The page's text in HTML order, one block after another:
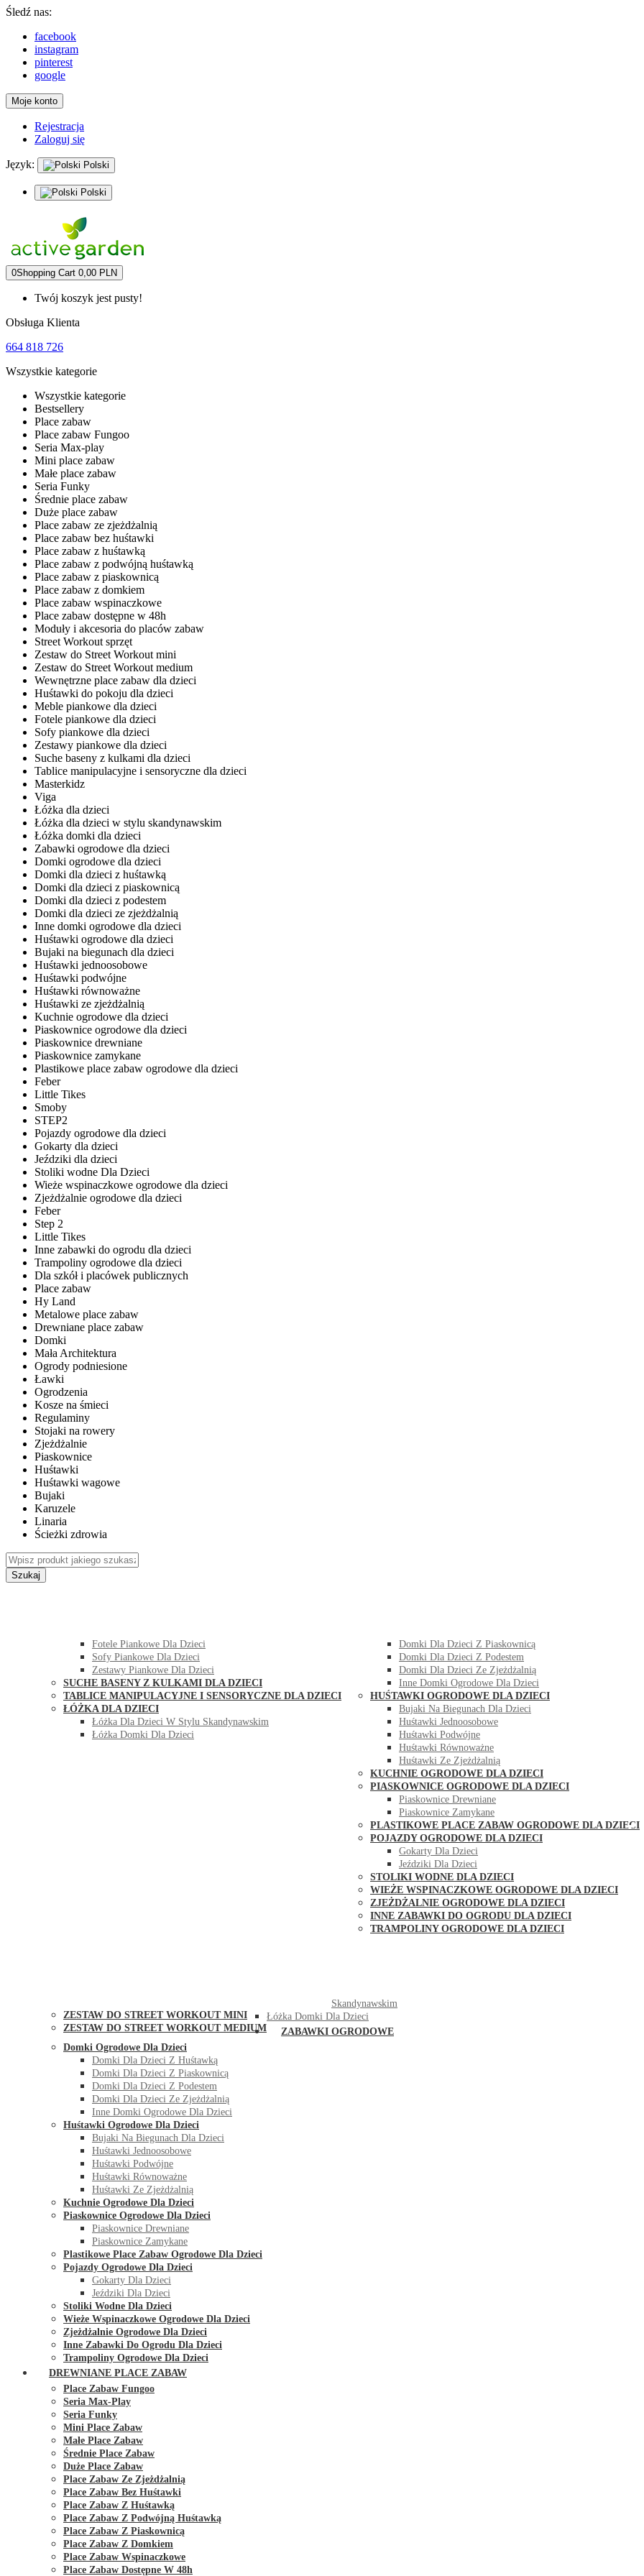
Śledź nas:
facebook
instagram
pinterest
google
Moje konto
Rejestracja
Zaloguj się
Język: Polski
Polski
0Shopping Cart 0,00 PLN
Twój koszyk jest pusty!
Obsługa Klienta
664 818 726
Wszystkie kategorie
Wszystkie kategorie
Bestsellery
Place zabaw
Place zabaw Fungoo
Seria Max-play
Mini place zabaw
Małe place zabaw
Seria Funky
Średnie place zabaw
Duże place zabaw
Place zabaw ze zjeżdżalnią
Place zabaw bez huśtawki
Place zabaw z huśtawką
Place zabaw z podwójną huśtawką
Place zabaw z piaskownicą
Place zabaw z domkiem
Place zabaw wspinaczkowe
Place zabaw dostępne w 48h
Moduły i akcesoria do placów zabaw
Street Workout sprzęt
Zestaw do Street Workout mini
Zestaw do Street Workout medium
Wewnętrzne place zabaw dla dzieci
Huśtawki do pokoju dla dzieci
Meble piankowe dla dzieci
Fotele piankowe dla dzieci
Sofy piankowe dla dzieci
Zestawy piankowe dla dzieci
Suche baseny z kulkami dla dzieci
Tablice manipulacyjne i sensoryczne dla dzieci
Masterkidz
Viga
Łóżka dla dzieci
Łóżka dla dzieci w stylu skandynawskim
Łóżka domki dla dzieci
Zabawki ogrodowe dla dzieci
Domki ogrodowe dla dzieci
Domki dla dzieci z huśtawką
Domki dla dzieci z piaskownicą
Domki dla dzieci z podestem
Domki dla dzieci ze zjeżdżalnią
Inne domki ogrodowe dla dzieci
Huśtawki ogrodowe dla dzieci
Bujaki na biegunach dla dzieci
Huśtawki jednoosobowe
Huśtawki podwójne
Huśtawki równoważne
Huśtawki ze zjeżdżalnią
Kuchnie ogrodowe dla dzieci
Piaskownice ogrodowe dla dzieci
Piaskownice drewniane
Piaskownice zamykane
Plastikowe place zabaw ogrodowe dla dzieci
Feber
Little Tikes
Smoby
STEP2
Pojazdy ogrodowe dla dzieci
Gokarty dla dzieci
Jeździki dla dzieci
Stoliki wodne Dla Dzieci
Wieże wspinaczkowe ogrodowe dla dzieci
Zjeżdżalnie ogrodowe dla dzieci
Feber
Step 2
Little Tikes
Inne zabawki do ogrodu dla dzieci
Trampoliny ogrodowe dla dzieci
Dla szkół i placówek publicznych
Place zabaw
Hy Land
Metalowe place zabaw
Drewniane place zabaw
Domki
Mała Architektura
Ogrody podniesione
Ławki
Ogrodzenia
Kosze na śmieci
Regulaminy
Stojaki na rowery
Zjeżdżalnie
Piaskownice
Huśtawki
Huśtawki wagowe
Bujaki
Karuzele
Linaria
Ścieżki zdrowia
Szukaj
Fotele Piankowe Dla Dzieci
Sofy Piankowe Dla Dzieci
Zestawy Piankowe Dla Dzieci
SUCHE BASENY Z KULKAMI DLA DZIECI
TABLICE MANIPULACYJNE I SENSORYCZNE DLA DZIECI
ŁÓŻKA DLA DZIECI
Łóżka Dla Dzieci W Stylu Skandynawskim
Łóżka Domki Dla Dzieci
Domki Dla Dzieci Z Piaskownicą
Domki Dla Dzieci Z Podestem
Domki Dla Dzieci Ze Zjeżdżalnią
Inne Domki Ogrodowe Dla Dzieci
HUŚTAWKI OGRODOWE DLA DZIECI
Bujaki Na Biegunach Dla Dzieci
Huśtawki Jednoosobowe
Huśtawki Podwójne
Huśtawki Równoważne
Huśtawki Ze Zjeżdżalnią
KUCHNIE OGRODOWE DLA DZIECI
PIASKOWNICE OGRODOWE DLA DZIECI
Piaskownice Drewniane
Piaskownice Zamykane
PLASTIKOWE PLACE ZABAW OGRODOWE DLA DZIECI
POJAZDY OGRODOWE DLA DZIECI
Gokarty Dla Dzieci
Jeździki Dla Dzieci
STOLIKI WODNE DLA DZIECI
WIEŻE WSPINACZKOWE OGRODOWE DLA DZIECI
ZJEŻDŻALNIE OGRODOWE DLA DZIECI
INNE ZABAWKI DO OGRODU DLA DZIECI
TRAMPOLINY OGRODOWE DLA DZIECI
ZESTAW DO STREET WORKOUT MINI
ZESTAW DO STREET WORKOUT MEDIUM
Skandynawskim
Łóżka Domki Dla Dzieci
ZABAWKI OGRODOWE
Domki Ogrodowe Dla Dzieci
Domki Dla Dzieci Z Huśtawką
Domki Dla Dzieci Z Piaskownicą
Domki Dla Dzieci Z Podestem
Domki Dla Dzieci Ze Zjeżdżalnią
Inne Domki Ogrodowe Dla Dzieci
Huśtawki Ogrodowe Dla Dzieci
Bujaki Na Biegunach Dla Dzieci
Huśtawki Jednoosobowe
Huśtawki Podwójne
Huśtawki Równoważne
Huśtawki Ze Zjeżdżalnią
Kuchnie Ogrodowe Dla Dzieci
Piaskownice Ogrodowe Dla Dzieci
Piaskownice Drewniane
Piaskownice Zamykane
Plastikowe Place Zabaw Ogrodowe Dla Dzieci
Pojazdy Ogrodowe Dla Dzieci
Gokarty Dla Dzieci
Jeździki Dla Dzieci
Stoliki Wodne Dla Dzieci
Wieże Wspinaczkowe Ogrodowe Dla Dzieci
Zjeżdżalnie Ogrodowe Dla Dzieci
Inne Zabawki Do Ogrodu Dla Dzieci
Trampoliny Ogrodowe Dla Dzieci
DREWNIANE PLACE ZABAW
Place Zabaw Fungoo
Seria Max-Play
Seria Funky
Mini Place Zabaw
Małe Place Zabaw
Średnie Place Zabaw
Duże Place Zabaw
Place Zabaw Ze Zjeżdżalnią
Place Zabaw Bez Huśtawki
Place Zabaw Z Huśtawką
Place Zabaw Z Podwójną Huśtawką
Place Zabaw Z Piaskownicą
Place Zabaw Z Domkiem
Place Zabaw Wspinaczkowe
Place Zabaw Dostępne W 48h